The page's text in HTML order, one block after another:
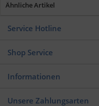
Ähnliche Artikel
Service Hotline
Shop Service
Informationen
Unsere Zahlungsarten